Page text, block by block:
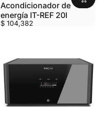
Acondicionador de
energía IT-REF 20I
$ 104,382